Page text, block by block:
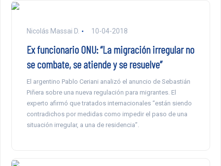
Nicolás Massai D. 10-04-2018
Ex funcionario ONU: “La migración irregular no
se combate, se atiende y se resuelve”
El argentino Pablo Ceriani analizó el anuncio de Sebastián
Piñera sobre una nueva regulación para migrantes. El
experto afirmó que tratados internacionales “están siendo
contradichos por medidas como impedir el paso de una
situación irregular, a una de residencia”.